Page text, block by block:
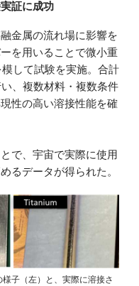
証に成功
金属の流れ場に影響を
を用いることで微小重
して試験を実施。合計
、複数材料・複数条件
性の高い溶接性能を確
で、宇宙で実際に使用
るデータが得られた。
子（左）と、実際に溶接さ